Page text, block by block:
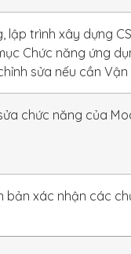
lập trình xây dựng
Chức năng ứng
sửa nếu cần
chức năng của
bản xác nhận các